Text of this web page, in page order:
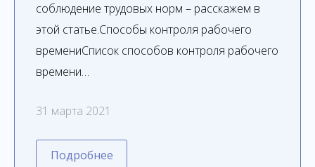
соблюдение трудовых норм – расскажем в
этой статье.Способы контроля рабочего
времениСписок способов контроля рабочего
времени…
31 марта 2021
Подробнее